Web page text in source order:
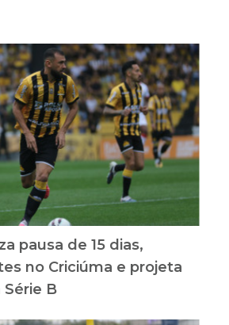
pausa de 15 dias,
no Criciúma e projeta
B